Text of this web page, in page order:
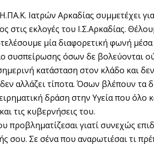
Ιατρών Αρκαδίας συμμετέχει
στις εκλογές του Ι.Σ.Αρκαδίας.
μία διαφορετική φωνή
συσπείρωσης όσων δε βολεύονται
κατάσταση στον κλάδο και
αλλάζει τίποτα. Όσων βλέπουν τα
δράση στην Υγεία που όλο
τις κυβερνήσεις του.
προβληματίζεσαι γιατί συνεχώς
σου. Σε σένα που αναρωτιέσαι τι